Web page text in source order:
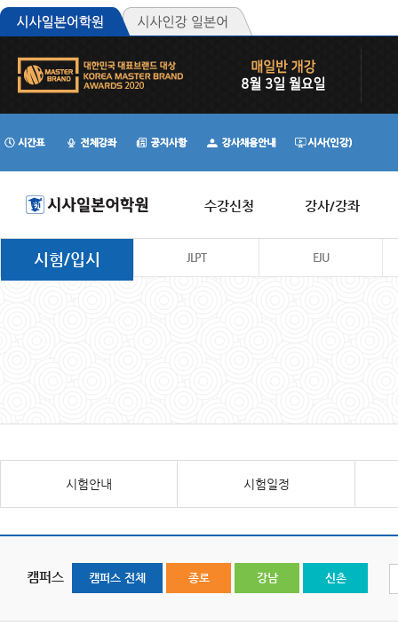
수강신청 강사/강좌
시험/입시 JLPT EJU
시험안내 시험일정
캠퍼스 캠퍼스 전체 종로 강남 신촌